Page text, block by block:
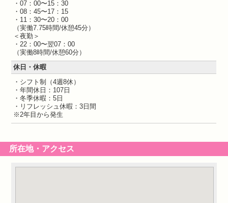
・07：00〜15：30
・08：45〜17：15
・11：30〜20：00
（実働7.75時間/休憩45分）
＜夜勤＞
・22：00〜翌07：00
（実働8時間/休憩60分）
休日・休暇
・シフト制（4週8休）
・年間休日：107日
・冬季休暇：5日
・リフレッシュ休暇：3日間
※2年目から発生
所在地・アクセス